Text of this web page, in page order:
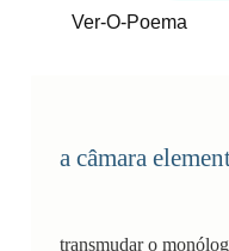
Ver-O-Poema
a câmara
transmudar o